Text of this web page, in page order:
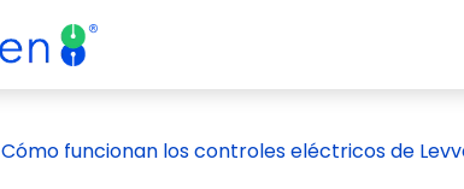
Cómo funcionan los controles eléctricos de